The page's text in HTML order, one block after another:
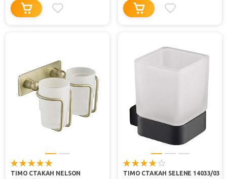
TIMO СТАКАН NELSON
TIMO СТАКАН SELENE 14033/03